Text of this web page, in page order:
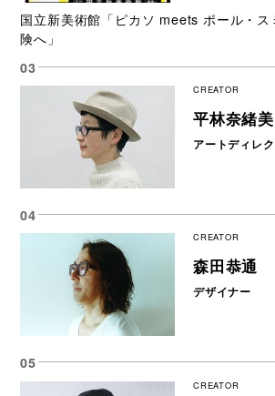
国立新美術館「ピカソ meets ポール・
険へ」
CREATOR
平林奈緒美
アートディレ
CREATOR
森田恭通
デザイナー
CREATOR